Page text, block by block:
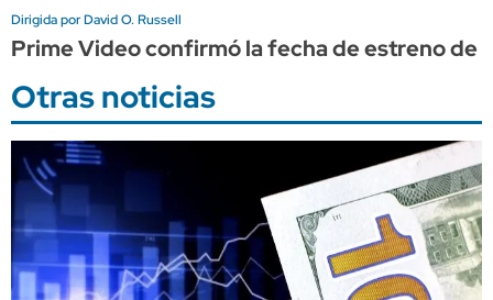
Dirigida por David O. Russell
Prime Video confirmó la fecha de estreno de
Otras noticias